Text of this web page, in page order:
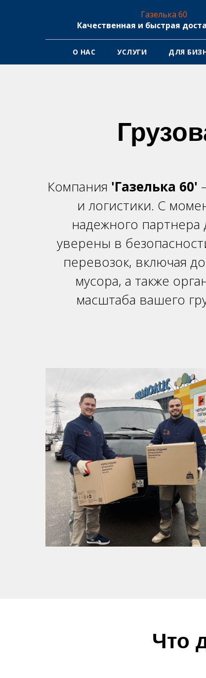
Газелька 60
Качественная и быстрая
О НАС УСЛУГИ ДЛЯ
Компания 'Газелька 60'
и логистики. С
надежного
уверены в
перевозок, включая
мусора, а также
масштаба вашего
Что